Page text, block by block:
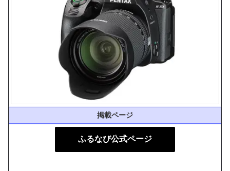
掲載ページ
ふるなび公式ページ